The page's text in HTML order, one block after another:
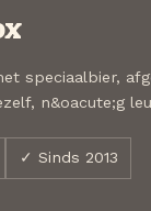
speciaalbier,
n&oacute;g
✓ Sinds 2013